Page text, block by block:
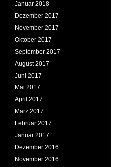
Januar 2018
Dezember 2017
November 2017
Oktober 2017
September 2017
August 2017
Juni 2017
Mai 2017
April 2017
März 2017
Februar 2017
Januar 2017
Dezember 2016
November 2016